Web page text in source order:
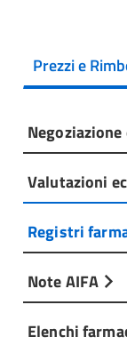
Prezzi e
Valutazioni
Registri
Note AIFA
Elenchi